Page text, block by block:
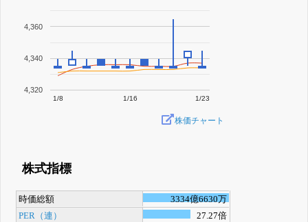
1/8 1/16 1/23
4,320
4,340
4,360
株価チャート
株式指標
時価総額
3334億6630万
PER（連）
27.27倍